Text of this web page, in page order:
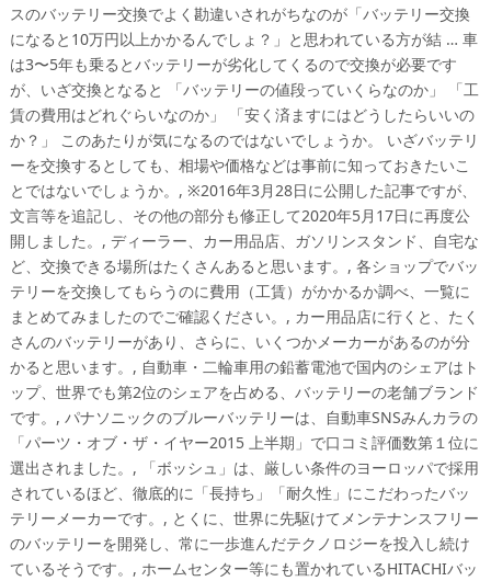
スのバッテリー交換でよく勘違いされがちなのが「バッテリー交換
になると10万円以上かかるんでしょ？」と思われている方が結 … 車
は3〜5年も乗るとバッテリーが劣化してくるので交換が必要です
が、いざ交換となると 「バッテリーの値段っていくらなのか」 「工
賃の費用はどれぐらいなのか」 「安く済ますにはどうしたらいいの
か？」 このあたりが気になるのではないでしょうか。 いざバッテリ
ーを交換するとしても、相場や価格などは事前に知っておきたいこ
とではないでしょうか。, ※2016年3月28日に公開した記事ですが、
文言等を追記し、その他の部分も修正して2020年5月17日に再度公
開しました。, ディーラー、カー用品店、ガソリンスタンド、自宅な
ど、交換できる場所はたくさんあると思います。, 各ショップでバッ
テリーを交換してもらうのに費用（工賃）がかかるか調べ、一覧に
まとめてみましたのでご確認ください。, カー用品店に行くと、たく
さんのバッテリーがあり、さらに、いくつかメーカーがあるのが分
かると思います。, 自動車・二輪車用の鉛蓄電池で国内のシェアはト
ップ、世界でも第2位のシェアを占める、バッテリーの老舗ブランド
です。, パナソニックのブルーバッテリーは、自動車SNSみんカラの
「パーツ・オブ・ザ・イヤー2015 上半期」で口コミ評価数第１位に
選出されました。, 「ボッシュ」は、厳しい条件のヨーロッパで採用
されているほど、徹底的に「長持ち」「耐久性」にこだわったバッ
テリーメーカーです。, とくに、世界に先駆けてメンテナンスフリー
のバッテリーを開発し、常に一歩進んだテクノロジーを投入し続け
ているそうです。, ホームセンター等にも置かれているHITACHIバッ